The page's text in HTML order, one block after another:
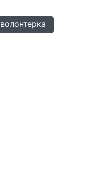
волонтерка